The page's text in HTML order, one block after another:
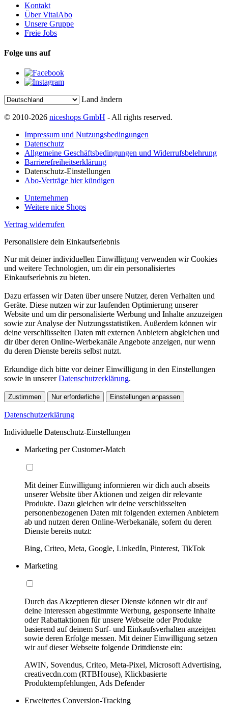
Kontakt
Über VitalAbo
Unsere Gruppe
Freie Jobs
Folge uns auf
Land ändern
© 2010-2026 niceshops GmbH - All rights reserved.
Impressum und Nutzungsbedingungen
Datenschutz
Allgemeine Geschäftsbedingungen und Widerrufsbelehrung
Barrierefreiheitserklärung
Datenschutz-Einstellungen
Abo-Verträge hier kündigen
Unternehmen
Weitere nice Shops
Vertrag widerrufen
Personalisiere dein Einkaufserlebnis
Nur mit deiner individuellen Einwilligung verwenden wir Cookies
und weitere Technologien, um dir ein personalisiertes
Einkaufserlebnis zu bieten.
Dazu erfassen wir Daten über unsere Nutzer, deren Verhalten und
Geräte. Diese nutzen wir zur laufenden Optimierung unserer
Website und um dir personalisierte Werbung und Inhalte anzuzeigen
sowie zur Analyse der Nutzungsstatistiken. Außerdem können wir
deine verschlüsselten Daten mit externen Anbietern abgleichen und
dir über deren Online-Werbekanäle Angebote anzeigen, nur wenn
du deren Dienste bereits selbst nutzt.
Erkundige dich bitte vor deiner Einwilligung in den Einstellungen
sowie in unsererDatenschutzerklärung.
Zustimmen Nur erforderliche Einstellungen anpassen
Datenschutzerklärung
Individuelle Datenschutz-Einstellungen
Marketing per Customer-Match
Mit deiner Einwilligung informieren wir dich auch abseits
unserer Website über Aktionen und zeigen dir relevante
Produkte. Dazu gleichen wir deine verschlüsselten
personenbezogenen Daten mit folgenden externen Anbietern
ab und nutzen deren Online-Werbekanäle, sofern du deren
Dienste bereits nutzt:
Bing, Criteo, Meta, Google, LinkedIn, Pinterest, TikTok
Marketing
Durch das Akzeptieren dieser Dienste können wir dir auf
deine Interessen abgestimmte Werbung, gesponserte Inhalte
oder Rabattaktionen für unsere Webseite oder Produkte
basierend auf deinem Surf- und Einkaufsverhalten anzeigen
sowie deren Erfolge messen. Mit deiner Einwilligung setzen
wir auf dieser Webseite folgende Drittdienste ein:
AWIN, Sovendus, Criteo, Meta-Pixel, Microsoft Advertising,
creativecdn.com (RTBHouse), Klickbasierte
Produktempfehlungen, Ads Defender
Erweitertes Conversion-Tracking